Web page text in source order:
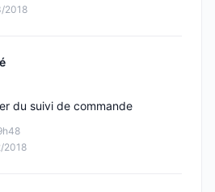
2018
2018
du suivi de commande